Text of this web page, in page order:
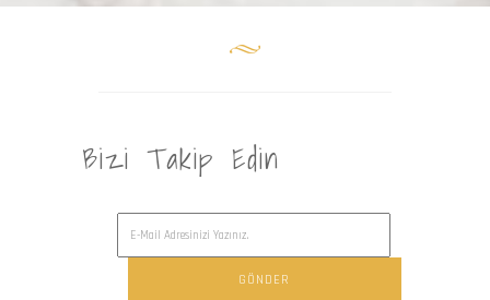
Bizi Takip Edin